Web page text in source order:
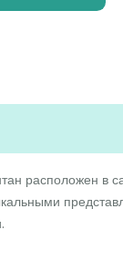
расположен в